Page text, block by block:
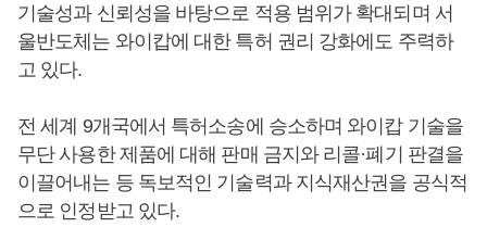
기술성과 신뢰성을 바탕으로 적용 범위가 확대되며 서
울반도체는 와이캅에 대한 특허 권리 강화에도 주력하
고 있다.
전 세계 9개국에서 특허소송에 승소하며 와이캅 기술을
무단 사용한 제품에 대해 판매 금지와 리콜·폐기 판결을
이끌어내는 등 독보적인 기술력과 지식재산권을 공식적
으로 인정받고 있다.